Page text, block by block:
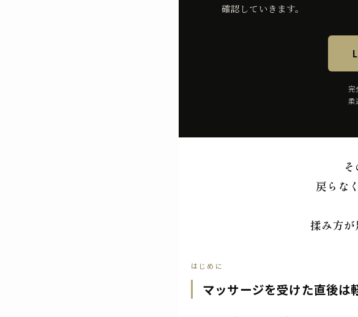
確認していきます。
完
柔
戻らな
揉み方が
はじめに
マッサージを受けた直後は